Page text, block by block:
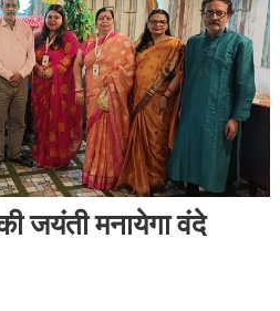
जयंती मनायेगा वंदे